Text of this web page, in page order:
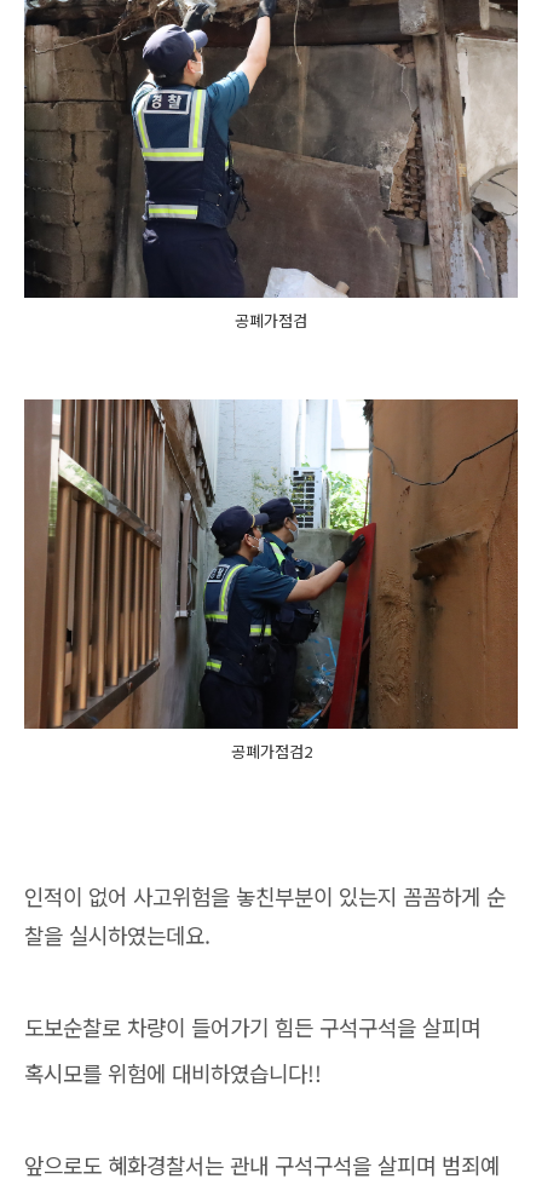
공폐가점검
공폐가점검2
인적이 없어 사고위험을 놓친부분이 있는지 꼼꼼하게 순
찰을 실시하였는데요.
도보순찰로 차량이 들어가기 힘든 구석구석을 살피며
혹시모를 위험에 대비하였습니다!!
앞으로도 혜화경찰서는 관내 구석구석을 살피며 범죄예